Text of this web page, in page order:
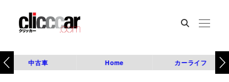
中古車 Home カーライフ